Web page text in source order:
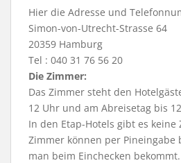
Hier die Adresse und
Simon-von-Utrecht-Strasse 64
20359 Hamburg
Tel : 040 31 76 56 20
Die Zimmer:
Das Zimmer steht den
12 Uhr und am Abreisetag bis
In den Etap-Hotels gibt es
Zimmer können per Pineingabe
man beim Einchecken